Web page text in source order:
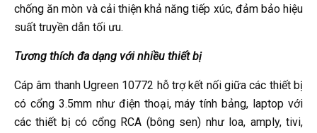
chống ăn mòn và cải thiện khả năng tiếp xúc, đảm bảo hiệu
suất truyền dẫn tối ưu.
Tương thích đa dạng với nhiều thiết bị
Cáp âm thanh Ugreen 10772 hỗ trợ kết nối giữa các thiết bị
có cổng 3.5mm như điện thoại, máy tính bảng, laptop với
các thiết bị có cổng RCA (bông sen) như loa, amply, tivi,